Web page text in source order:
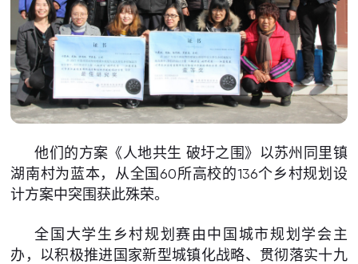
他们的方案《人地共生 破圩之围》以苏州同里镇
湖南村为蓝本，从全国60所高校的136个乡村规划设
计方案中突围获此殊荣。
全国大学生乡村规划赛由中国城市规划学会主
办，以积极推进国家新型城镇化战略、贯彻落实十九